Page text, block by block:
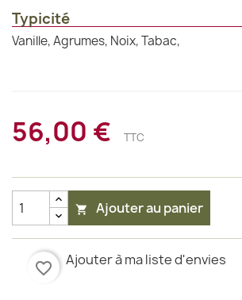
Typicité
Vanille, Agrumes, Noix, Tabac,
56,00 € TTC
 Ajouter au panier
favorite_border Ajouter à ma liste d'envies